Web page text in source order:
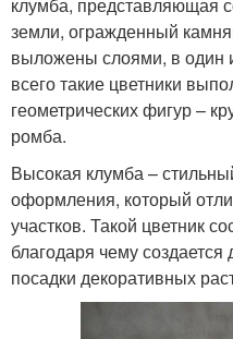
земли, огражденный
выложены слоями, в один
всего такие цветники
геометрических фигур –
ромба.
Высокая клумба –
оформления, который
участков. Такой цветник
благодаря чему
посадки декоративных